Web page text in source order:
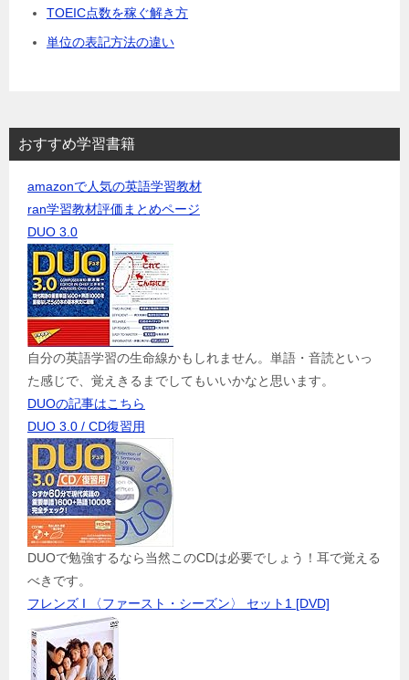
TOEIC点数を稼ぐ解き方
単位の表記方法の違い
おすすめ学習書籍
amazonで人気の英語学習教材
ran学習教材評価まとめページ
DUO 3.0
自分の英語学習の生命線かもしれません。単語・音読といっ
た感じで、覚えきるまでしてもいいかなと思います。
DUOの記事はこちら
DUO 3.0 / CD復習用
DUOで勉強するなら当然このCDは必要でしょう！耳で覚える
べきです。
フレンズ I 〈ファースト・シーズン〉 セット1 [DVD]